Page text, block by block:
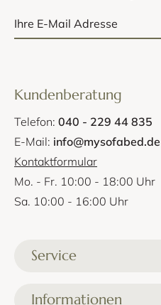
Kundenberatung
Telefon: 040 - 229 44 835
E-Mail: info@mysofabed.de
Kontaktformular
Mo. - Fr. 10:00 - 18:00 Uhr
Sa. 10:00 - 16:00 Uhr
Service
Liefer- und Versandkosten
Informationen